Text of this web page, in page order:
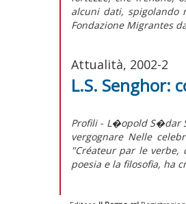
alcuni dati, spigolando
Fondazione Migrantes
Attualità, 2002-2
L.S. Senghor:
Profili - L�opold S�dar
vergognare Nelle
"Créateur par le
poesia e la filosofia, ha